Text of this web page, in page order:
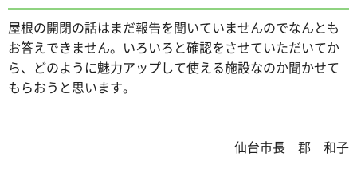
屋根の開閉の話はまだ報告を聞いていませんのでなんとも
お答えできません。いろいろと確認をさせていただいてか
ら、どのように魅力アップして使える施設なのか聞かせて
もらおうと思います。
仙台市長 郡 和子